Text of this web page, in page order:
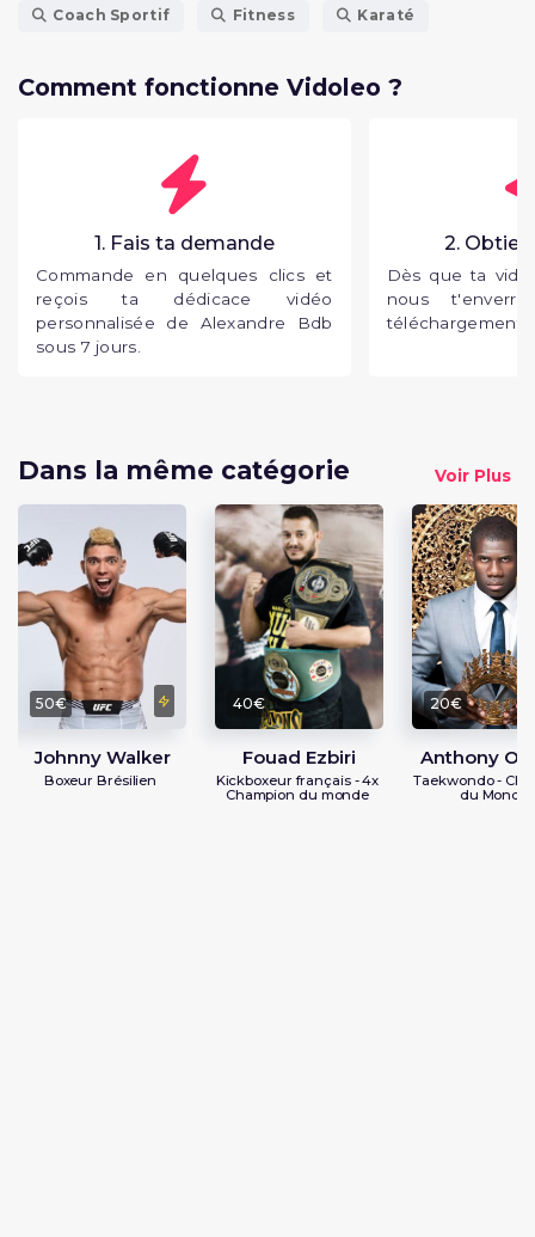
Coach Sportif Fitness Karaté
Comment fonctionne Vidoleo ?
1. Fais ta demande
Commande en quelques clics et
reçois ta dédicace vidéo
personnalisée de Alexandre Bdb
sous 7 jours.
2.
Dès que ta
nous
téléchargement
Dans la même catégorie Voir Plus
50€
Johnny Walker
Boxeur Brésilien
40€
Fouad Ezbiri
Kickboxeur français - 4x
Champion du monde
20€
Anthony
Taekwondo -
du Monde